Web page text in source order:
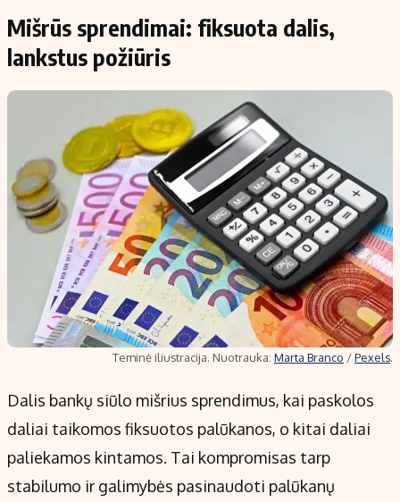
Mišrūs sprendimai: fiksuota dalis,
lankstus požiūris
Teminė iliustracija. Nuotrauka: Marta Branco /Pexels.
Dalis bankų siūlo mišrius sprendimus, kai paskolos
daliai taikomos fiksuotos palūkanos, o kitai daliai
paliekamos kintamos. Tai kompromisas tarp
stabilumo ir galimybės pasinaudoti palūkanų